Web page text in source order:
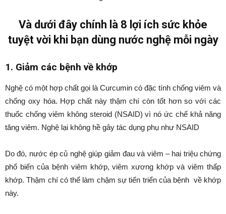
Và dưới đây chính là 8 lợi ích sức khỏe
tuyệt vời khi bạn dùng nước nghệ mỗi ngày
1. Giảm các bệnh về khớp
Nghệ có một hợp chất gọi là Curcumin có đặc tính chống viêm và
chống oxy hóa. Hợp chất này thậm chí còn tốt hơn so với các
thuốc chống viêm không steroid (NSAID) vì nó ức chế khả năng
tăng viêm. Nghệ lại không hề gây tác dụng phụ như NSAID
Do đó, nước ép củ nghệ giúp giảm đau và viêm – hai triệu chứng
phổ biến của bệnh viêm khớp, viêm xương khớp và viêm thấp
khớp. Thậm chí có thể làm chậm sự tiến triển của bệnh về khớp
này.